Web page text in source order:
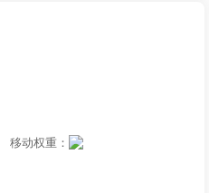
移动权重：